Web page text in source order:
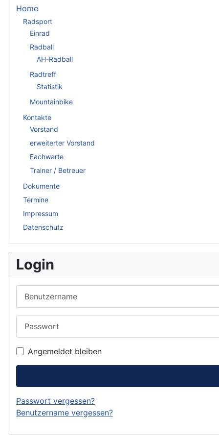
Home
Radsport
Einrad
Radball
AH-Radball
Radtreff
Statistik
Mountainbike
Kontakte
Vorstand
erweiterter Vorstand
Fachwarte
Trainer / Betreuer
Dokumente
Termine
Impressum
Datenschutz
Login
Angemeldet bleiben
Passwort vergessen?
Benutzername vergessen?